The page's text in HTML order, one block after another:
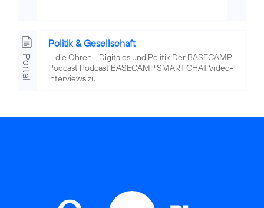
Portal
Politik & Gesellschaft
... die Ohren - Digitales und Politik Der BASECAMP
Podcast Podcast BASECAMP SMART CHAT Video-
Interviews zu ...